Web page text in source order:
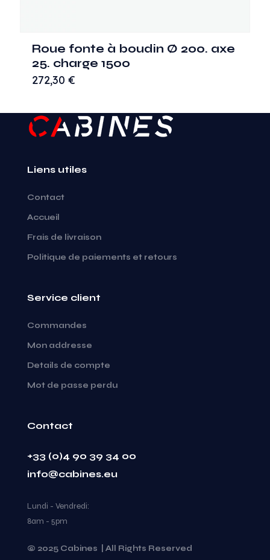
Roue fonte à boudin Ø 200. axe
25. charge 1500
272,30 €
Liens utiles
Contact
Accueil
Frais de livraison
Politique de paiements et retours
Service client
Commandes
Mon addresse
Details de compte
Mot de passe perdu
Contact
+33 (0)4 90 39 34 00
info@cabines.eu
Lundi - Vendredi:
8am - 5pm
© 2025 Cabines | All Rights Reserved